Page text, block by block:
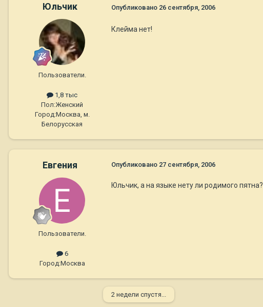
Юльчик
Пользователи.
1,8 тыс
Пол:Женский
Город:Москва, м.
Белорусская
Опубликовано 26 сентября, 2006
Клейма нет!
Евгения
Пользователи.
6
Город:Москва
Опубликовано 27 сентября, 2006
Юльчик, а на языке нету ли родимого пятна?
2 недели спустя...